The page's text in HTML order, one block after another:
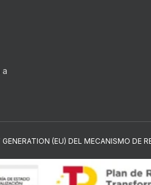
a
(EU) DEL MECANISMO DE